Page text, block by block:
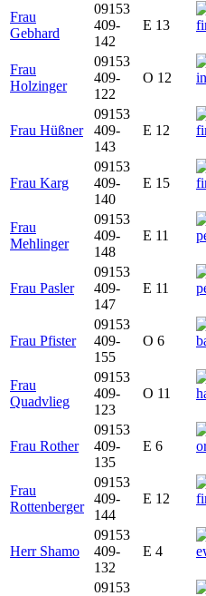
Frau
Gebhard
09153
409-
142
E 13
Frau
Holzinger
09153
409-
122
O 12
Frau Hüßner
09153
409-
143
E 12
Frau Karg
09153
409-
140
E 15
Frau
Mehlinger
09153
409-
148
E 11
Frau Pasler
09153
409-
147
E 11
Frau Pfister
09153
409-
155
O 6
Frau
Quadvlieg
09153
409-
123
O 11
Frau Rother
09153
409-
135
E 6
Frau
Rottenberger
09153
409-
144
E 12
Herr Shamo
09153
409-
132
E 4
09153